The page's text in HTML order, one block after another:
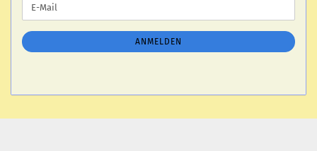
ZUR
ANMELDUNG
E-
Mail
ANMELDEN